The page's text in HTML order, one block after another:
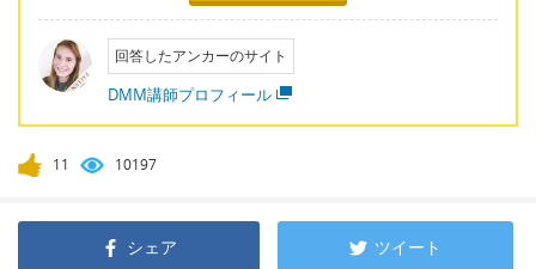
回答したアンカーのサイト
DMM講師プロフィール
11 10197
シェア ツイート